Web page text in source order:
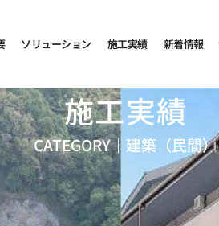
ソリューション 施工実績 新着情報
施工実績
CATEGORY｜ 建築（民間）